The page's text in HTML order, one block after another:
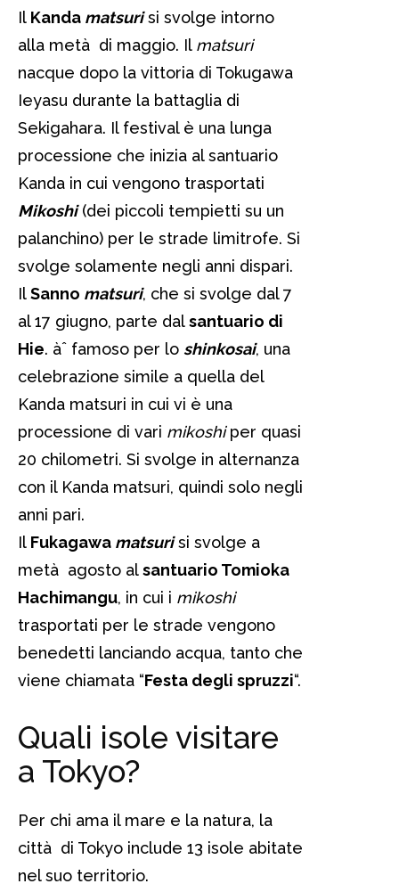
Il Kanda matsurisi svolge intorno
alla metà di maggio. Il matsuri
nacque dopo la vittoria di Tokugawa
Ieyasu durante la battaglia di
Sekigahara. Il festival è una lunga
processione che inizia al santuario
Kanda in cui vengono trasportati
Mikoshi(dei piccoli tempietti su un
palanchino) per le strade limitrofe. Si
svolge solamente negli anni dispari.
IlSanno matsuri, che si svolge dal 7
al 17 giugno, parte dalsantuario di
Hie. àˆ famoso per lo shinkosai, una
celebrazione simile a quella del
Kanda matsuri in cui vi è una
processione di vari mikoshiper quasi
20 chilometri. Si svolge in alternanza
con il Kanda matsuri, quindi solo negli
anni pari.
Il Fukagawa matsurisi svolge a
metà agosto alsantuario Tomioka
Hachimangu, in cui i mikoshi
trasportati per le strade vengono
benedetti lanciando acqua, tanto che
viene chiamata “Festa degli spruzzi“.
Quali isole visitare
a Tokyo?
Per chi ama il mare e la natura, la
città di Tokyo include 13 isole abitate
nel suo territorio.